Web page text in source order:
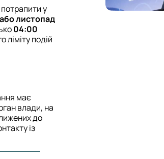
у
листопад
04:00
ліміту подій
має
влади, на
до
із